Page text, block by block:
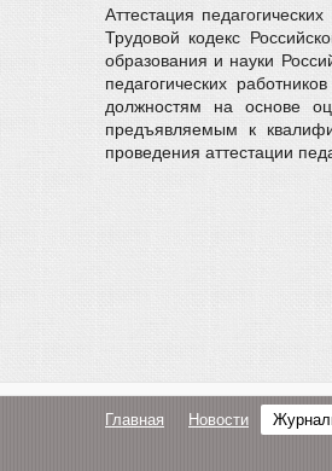
Аттестация
Трудовой кодекс
образования и науки
педагогических
должностям на основе
предъявляемым к
проведения аттестации
Главная Новости